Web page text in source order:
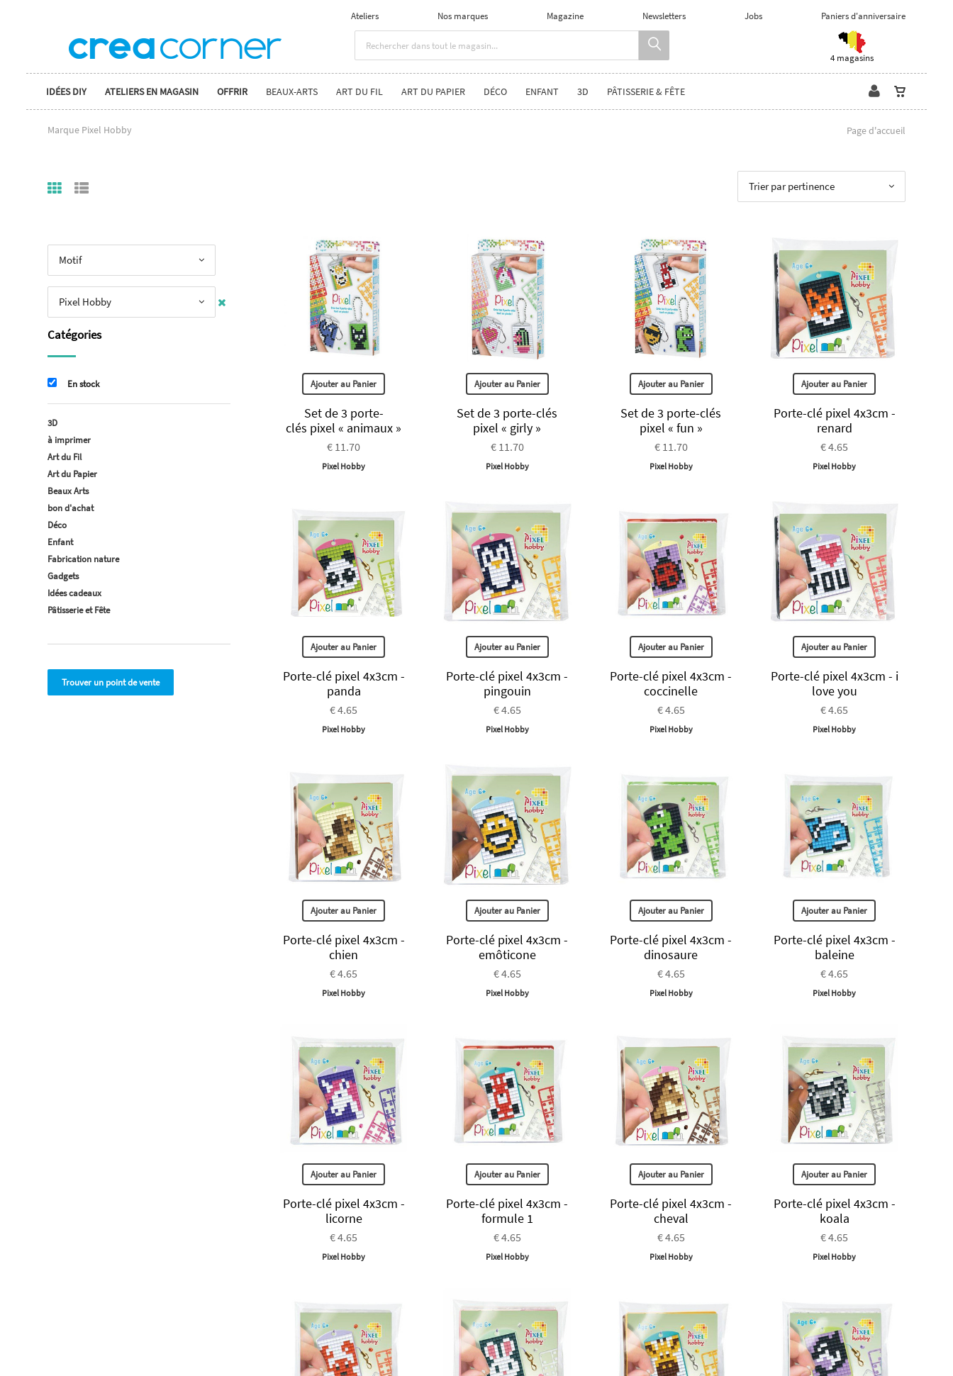
Ateliers Nos marques Magazine Newsletters Jobs Paniers d'anniversaire
4 magasins
IDÉES DIY ATELIERS EN MAGASIN OFFRIR BEAUX-ARTS ART DU FIL ART DU PAPIER DÉCO ENFANT 3D PÂTISSERIE & FÊTE
Marque Pixel Hobby Page d'accueil
Trier par pertinence
Ajouter au Panier
Set de 3 porte-
clés pixel « animaux »
€ 11.70
Pixel Hobby
Ajouter au Panier
Set de 3 porte-clés
pixel « girly »
€ 11.70
Pixel Hobby
Ajouter au Panier
Set de 3 porte-clés
pixel « fun »
€ 11.70
Pixel Hobby
Ajouter au Panier
Porte-clé pixel 4x3cm -
renard
€ 4.65
Pixel Hobby
Ajouter au Panier
Porte-clé pixel 4x3cm -
panda
€ 4.65
Pixel Hobby
Ajouter au Panier
Porte-clé pixel 4x3cm -
pingouin
€ 4.65
Pixel Hobby
Ajouter au Panier
Porte-clé pixel 4x3cm -
coccinelle
€ 4.65
Pixel Hobby
Ajouter au Panier
Porte-clé pixel 4x3cm - i
love you
€ 4.65
Pixel Hobby
Ajouter au Panier
Porte-clé pixel 4x3cm -
chien
€ 4.65
Pixel Hobby
Ajouter au Panier
Porte-clé pixel 4x3cm -
emôticone
€ 4.65
Pixel Hobby
Ajouter au Panier
Porte-clé pixel 4x3cm -
dinosaure
€ 4.65
Pixel Hobby
Ajouter au Panier
Porte-clé pixel 4x3cm -
baleine
€ 4.65
Pixel Hobby
Ajouter au Panier
Porte-clé pixel 4x3cm -
licorne
€ 4.65
Pixel Hobby
Ajouter au Panier
Porte-clé pixel 4x3cm -
formule 1
€ 4.65
Pixel Hobby
Ajouter au Panier
Porte-clé pixel 4x3cm -
cheval
€ 4.65
Pixel Hobby
Ajouter au Panier
Porte-clé pixel 4x3cm -
koala
€ 4.65
Pixel Hobby
Motif
Pixel Hobby
Catégories
En stock
3D
à imprimer
Art du Fil
Art du Papier
Beaux Arts
bon d'achat
Déco
Enfant
Fabrication nature
Gadgets
Idées cadeaux
Pâtisserie et Fête
Trouver un point de vente